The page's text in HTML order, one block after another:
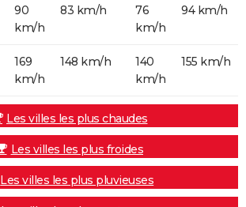
90
km/h
83 km/h
76
km/h
94 km/h
169
km/h
148 km/h
140
km/h
155 km/h
Les villes les plus chaudes
Les villes les plus froides
Les villes les plus pluvieuses